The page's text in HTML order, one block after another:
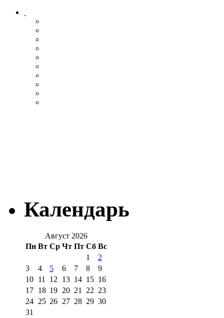
Календарь
Август 2026
Пн Вт Ср Чт Пт Сб Вс
1
2
3
4 5 6 7 8
9
10 11 12 13 14 15 16
17 18 19 20 21 22 23
24 25 26 27 28 29 30
31